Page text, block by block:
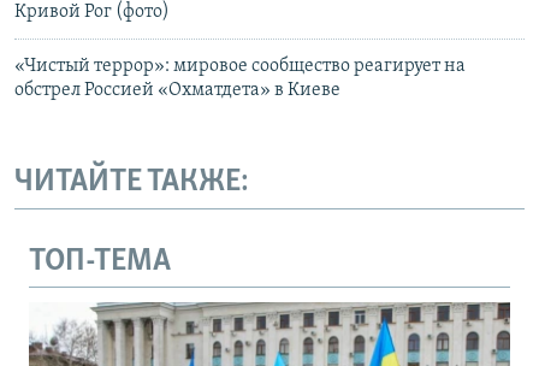
Кривой Рог (фото)
«Чистый террор»: мировое сообщество реагирует на
обстрел Россией «Охматдета» в Киеве
ЧИТАЙТЕ ТАКЖЕ:
ТОП-ТЕМА